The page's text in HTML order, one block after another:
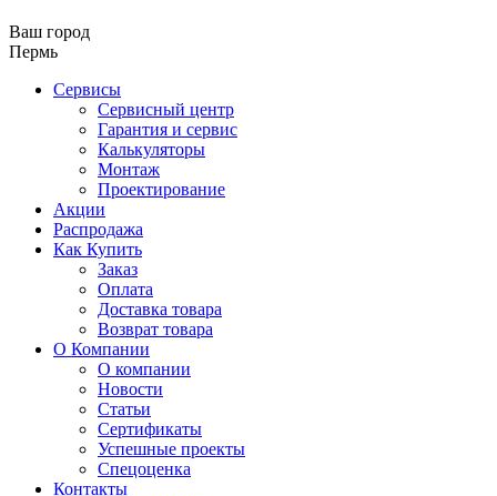
Ваш город
Пермь
Сервисы
Сервисный центр
Гарантия и сервис
Калькуляторы
Монтаж
Проектирование
Акции
Распродажа
Как Купить
Заказ
Оплата
Доставка товара
Возврат товара
О Компании
О компании
Новости
Статьи
Сертификаты
Успешные проекты
Спецоценка
Контакты